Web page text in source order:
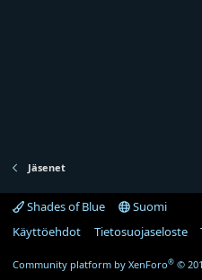
Jäsenet
Shades of Blue
Suomi
Käyttöehdot
Tietosuojaseloste
Community platform by XenForo® ©